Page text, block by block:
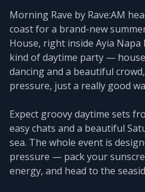
Morning Rave by Rave:AM
coast for a brand-new
House, right inside Ayia
kind of daytime party —
dancing and a beautiful
pressure, just a really good
Expect groovy daytime sets
easy chats and a beautiful
sea. The whole event is
pressure — pack your
energy, and head to the